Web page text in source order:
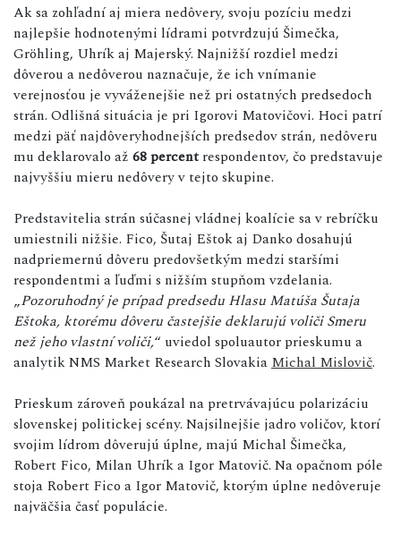
Ak sa zohľadní aj miera nedôvery, svoju pozíciu medzi
najlepšie hodnotenými lídrami potvrdzujú Šimečka,
Gröhling, Uhrík aj Majerský. Najnižší rozdiel medzi
dôverou a nedôverou naznačuje, že ich vnímanie
verejnosťou je vyváženejšie než pri ostatných predsedoch
strán. Odlišná situácia je pri Igorovi Matovičovi. Hoci patrí
medzi päť najdôveryhodnejších predsedov strán, nedôveru
mu deklarovalo až 68 percent respondentov, čo predstavuje
najvyššiu mieru nedôvery v tejto skupine.
Predstavitelia strán súčasnej vládnej koalície sa v rebríčku
umiestnili nižšie. Fico, Šutaj Eštok aj Danko dosahujú
nadpriemernú dôveru predovšetkým medzi staršími
respondentmi a ľuďmi s nižším stupňom vzdelania.
„Pozoruhodný je prípad predsedu Hlasu Matúša Šutaja
Eštoka, ktorému dôveru častejšie deklarujú voliči Smeru
než jeho vlastní voliči,“ uviedol spoluautor prieskumu a
analytik NMS Market Research Slovakia Michal Mislovič.
Prieskum zároveň poukázal na pretrvávajúcu polarizáciu
slovenskej politickej scény. Najsilnejšie jadro voličov, ktorí
svojim lídrom dôverujú úplne, majú Michal Šimečka,
Robert Fico, Milan Uhrík a Igor Matovič. Na opačnom póle
stoja Robert Fico a Igor Matovič, ktorým úplne nedôveruje
najväčšia časť populácie.